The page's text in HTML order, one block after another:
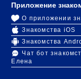
Приложение
О приложении
Знакомства iOS
Знакомства
Чат бот
Елена